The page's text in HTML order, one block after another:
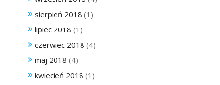
sierpień 2018 (1)
lipiec 2018 (1)
czerwiec 2018 (4)
maj 2018 (4)
kwiecień 2018 (1)